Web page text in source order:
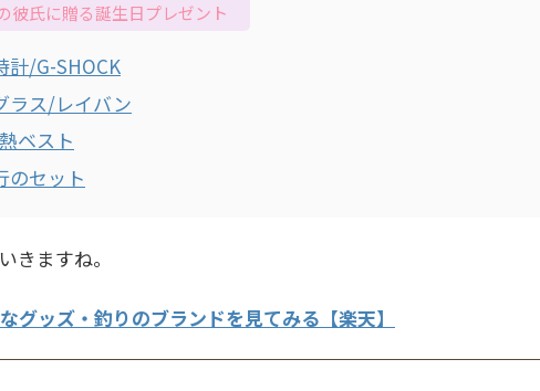
彼氏に贈る誕生日プレゼント
計/G-SHOCK
ラス/レイバン
ベスト
のセット
きますね。
グッズ・釣りのブランドを見てみる【楽天】